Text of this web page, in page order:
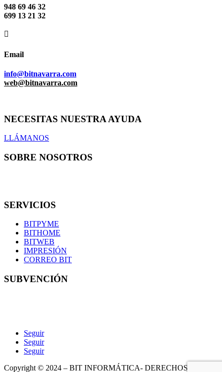
948 69 46 32
699 13 21 32

Email
info@bitnavarra.com
web@bitnavarra.com
NECESITAS NUESTRA AYUDA
LLÁMANOS
SOBRE NOSOTROS
SERVICIOS
BITPYME
BITHOME
BITWEB
IMPRESIÓN
CORREO BIT
SUBVENCIÓN
Seguir
Seguir
Seguir
Copyright © 2024 – BIT INFORMÁTICA- DERECHOS